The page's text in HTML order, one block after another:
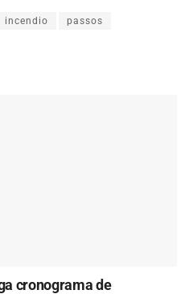
incendio passos
cronograma de